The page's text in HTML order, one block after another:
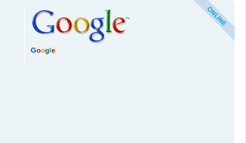
r
Google